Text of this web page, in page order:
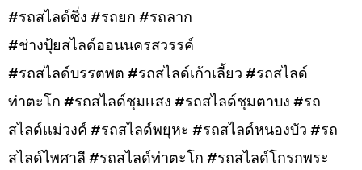
#รถสไลด์ซิ่ง #รถยก #รถลาก
#ช่างปุ้ยสไลด์ออนนครสวรรค์
#รถสไลด์บรรตพต #รถสไลด์เก้าเลี้ยว #รถสไลด์
ท่าตะโก #รถสไลด์ชุมเเสง #รถสไลด์ชุมตาบง #รถ
สไลด์เเม่วงค์ #รถสไลด์พยุหะ #รถสไลด์หนองบัว #รถ
สไลด์ไพศาลี #รถสไลด์ท่าตะโก #รถสไลด์โกรกพระ